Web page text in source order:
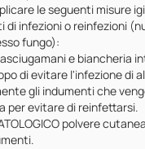
le seguenti misure
di infezioni o reinfezioni
fungo):
e biancheria
di evitare l'infezione di
gli indumenti che
per evitare di reinfettarsi.
polvere